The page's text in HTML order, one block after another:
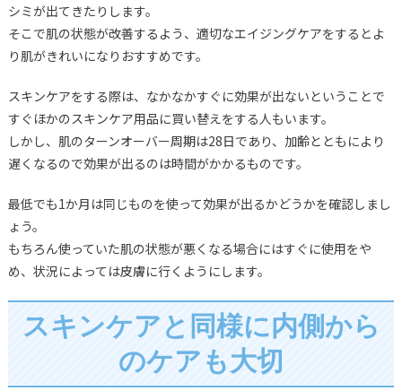
シミが出てきたりします。
そこで肌の状態が改善するよう、適切なエイジングケアをするとよ
り肌がきれいになりおすすめです。
スキンケアをする際は、なかなかすぐに効果が出ないということで
すぐほかのスキンケア用品に買い替えをする人もいます。
しかし、肌のターンオーバー周期は28日であり、加齢とともにより
遅くなるので効果が出るのは時間がかかるものです。
最低でも1か月は同じものを使って効果が出るかどうかを確認しまし
ょう。
もちろん使っていた肌の状態が悪くなる場合にはすぐに使用をや
め、状況によっては皮膚に行くようにします。
スキンケアと同様に内側から
のケアも大切